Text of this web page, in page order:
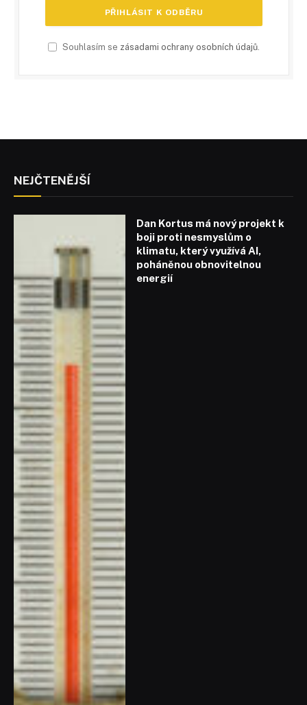
Souhlasím se zásadami ochrany osobních údajů.
NEJČTENĚJŠÍ
Dan Kortus má nový projekt k
boji proti nesmyslům o
klimatu, který využívá AI,
poháněnou obnovitelnou
energií